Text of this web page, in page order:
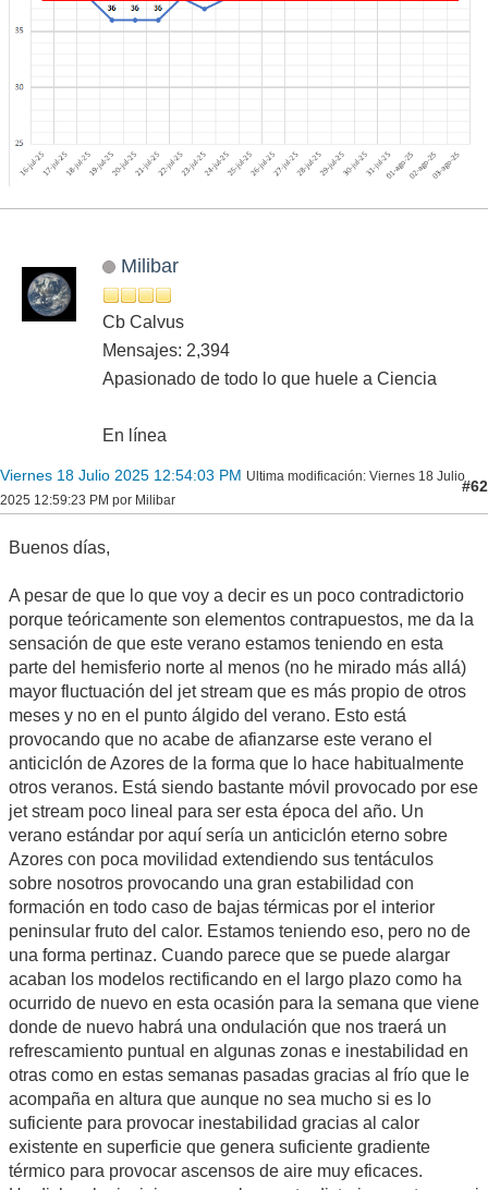
Milibar
Cb Calvus
Mensajes: 2,394
Apasionado de todo lo que huele a Ciencia
En línea
Viernes 18 Julio 2025 12:54:03 PM Ultima modificación: Viernes 18 Julio
2025 12:59:23 PM por Milibar
#62
Buenos días,
A pesar de que lo que voy a decir es un poco contradictorio
porque teóricamente son elementos contrapuestos, me da la
sensación de que este verano estamos teniendo en esta
parte del hemisferio norte al menos (no he mirado más allá)
mayor fluctuación del jet stream que es más propio de otros
meses y no en el punto álgido del verano. Esto está
provocando que no acabe de afianzarse este verano el
anticiclón de Azores de la forma que lo hace habitualmente
otros veranos. Está siendo bastante móvil provocado por ese
jet stream poco lineal para ser esta época del año. Un
verano estándar por aquí sería un anticiclón eterno sobre
Azores con poca movilidad extendiendo sus tentáculos
sobre nosotros provocando una gran estabilidad con
formación en todo caso de bajas térmicas por el interior
peninsular fruto del calor. Estamos teniendo eso, pero no de
una forma pertinaz. Cuando parece que se puede alargar
acaban los modelos rectificando en el largo plazo como ha
ocurrido de nuevo en esta ocasión para la semana que viene
donde de nuevo habrá una ondulación que nos traerá un
refrescamiento puntual en algunas zonas e inestabilidad en
otras como en estas semanas pasadas gracias al frío que le
acompaña en altura que aunque no sea mucho si es lo
suficiente para provocar inestabilidad gracias al calor
existente en superficie que genera suficiente gradiente
térmico para provocar ascensos de aire muy eficaces.